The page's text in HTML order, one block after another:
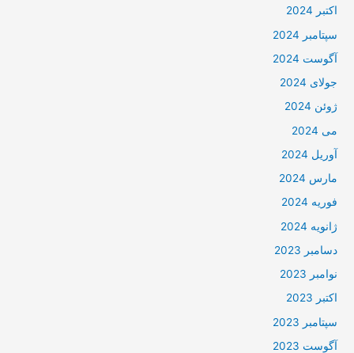
اکتبر 2024
سپتامبر 2024
آگوست 2024
جولای 2024
ژوئن 2024
می 2024
آوریل 2024
مارس 2024
فوریه 2024
ژانویه 2024
دسامبر 2023
نوامبر 2023
اکتبر 2023
سپتامبر 2023
آگوست 2023